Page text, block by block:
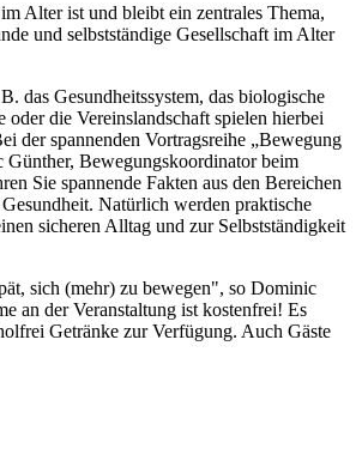
Alter ist und bleibt ein zentrales Thema,
und selbstständige Gesellschaft im Alter
das Gesundheitssystem, das biologische
oder die Vereinslandschaft spielen hierbei
der spannenden Vortragsreihe „Bewegung
Bewegungskoordinator beim
Sie spannende Fakten aus den Bereichen
Natürlich werden praktische
sicheren Alltag und zur Selbstständigkeit
sich (mehr) zu bewegen", so Dominic
an der Veranstaltung ist kostenfrei! Es
Getränke zur Verfügung. Auch Gäste